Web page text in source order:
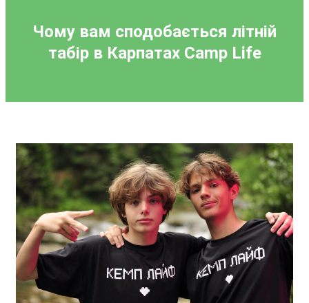
Чому вам сподобається літній
табір в Карпатах Camp Life